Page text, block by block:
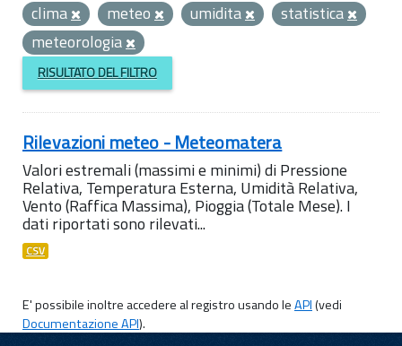
clima
meteo umidita
statistica
meteorologia
RISULTATO DEL FILTRO
Rilevazioni meteo - Meteomatera
Valori estremali (massimi e minimi) di Pressione
Relativa, Temperatura Esterna, Umidità Relativa,
Vento (Raffica Massima), Pioggia (Totale Mese). I
dati riportati sono rilevati...
CSV
E' possibile inoltre accedere al registro usando leAPI(vedi
Documentazione API).